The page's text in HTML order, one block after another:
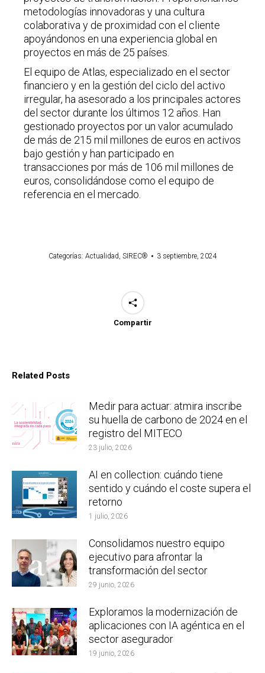
metodologías innovadoras y una cultura
colaborativa y de proximidad con el cliente
apoyándonos en una experiencia global en
proyectos en más de 25 países.
El equipo de Atlas, especializado en el sector
financiero y en la gestión del ciclo del activo
irregular, ha asesorado a los principales actores
del sector durante los últimos 12 años. Han
gestionado proyectos por un valor acumulado
de más de 215 mil millones de euros en activos
bajo gestión y han participado en
transacciones por más de 106 mil millones de
euros, consolidándose como el equipo de
referencia en el mercado.
Categorías: Actualidad SIREC® 3 septiembre, 2024
Compartir
Related Posts
Medir para actuar: atmira inscribe
su huella de carbono de 2024 en el
registro del MITECO
23 julio, 2026
AI en collection: cuándo tiene
sentido y cuándo el coste supera el
retorno
1 julio, 2026
Consolidamos nuestro equipo
ejecutivo para afrontar la
transformación del sector
29 junio, 2026
Exploramos la modernización de
aplicaciones con IA agéntica en el
sector asegurador
19 junio, 2026